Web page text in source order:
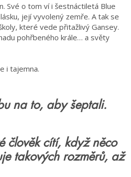
Své o tom ví i šestnáctiletá Blue
její vyvolený zemře. A tak se
které vede přitažlivý Gansey.
pohřbeného krále… a světy
i tajemna.
na to, aby šeptali.
člověk cítí, když něco
takových rozměrů, až